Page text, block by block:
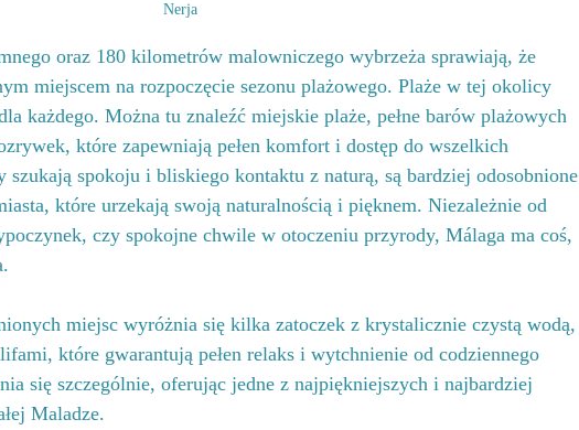
Nerja
oraz 180 kilometrów malowniczego wybrzeża sprawiają, że
miejscem na rozpoczęcie sezonu plażowego. Plaże w tej okolicy
każdego. Można tu znaleźć miejskie plaże, pełne barów plażowych
które zapewniają pełen komfort i dostęp do wszelkich
spokoju i bliskiego kontaktu z naturą, są bardziej odosobnione
które urzekają swoją naturalnością i pięknem. Niezależnie od
czy spokojne chwile w otoczeniu przyrody, Málaga ma coś,
miejsc wyróżnia się kilka zatoczek z krystalicznie czystą wodą,
które gwarantują pełen relaks i wytchnienie od codziennego
się szczególnie, oferując jedne z najpiękniejszych i najbardziej
Maladze.